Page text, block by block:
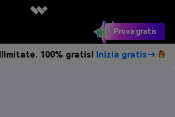
Prova gratis
100% gratis! Inizia gratis→